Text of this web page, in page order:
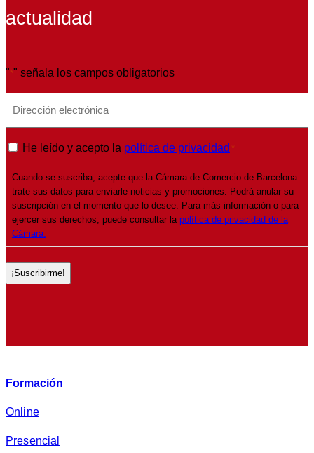
actualidad
"*" señala los campos obligatorios
P
o
d
c
d
He leído y acepto la política de privacidad *
Cuando se suscriba, acepte que la Cámara de Comercio de Barcelona
trate sus datos para enviarle noticias y promociones. Podrá anular su
suscripción en el momento que lo desee. Para más información o para
ejercer sus derechos, puede consultar la política de privacidad de la
Cámara.
Formación
Online
Presencial